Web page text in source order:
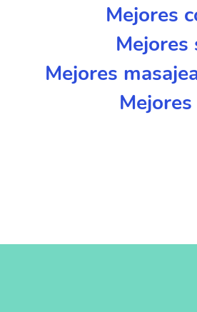
Mejores
Mejores
Mejores